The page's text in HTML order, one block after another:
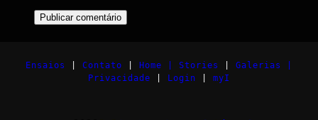
Ensaios Contato Home | Stories
Galerias |
Privacidade
Login myI